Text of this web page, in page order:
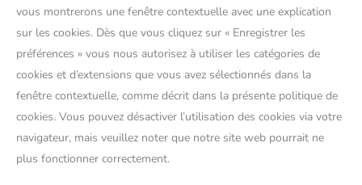
vous montrerons une fenêtre contextuelle avec une explication
sur les cookies. Dès que vous cliquez sur « Enregistrer les
préférences » vous nous autorisez à utiliser les catégories de
cookies et d’extensions que vous avez sélectionnés dans la
fenêtre contextuelle, comme décrit dans la présente politique de
cookies. Vous pouvez désactiver l’utilisation des cookies via votre
navigateur, mais veuillez noter que notre site web pourrait ne
plus fonctionner correctement.